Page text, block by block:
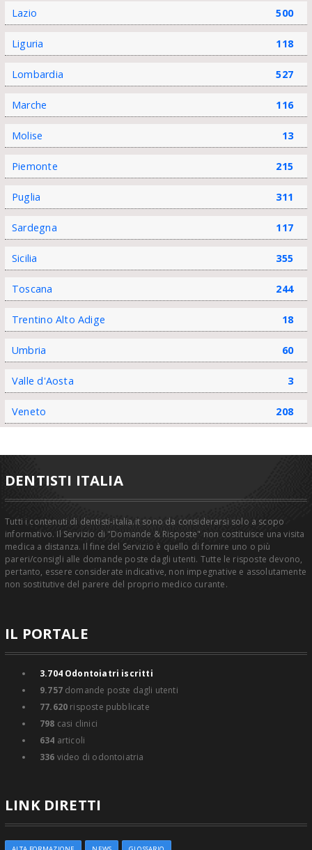
Lazio 500
Liguria 118
Lombardia 527
Marche 116
Molise 13
Piemonte 215
Puglia 311
Sardegna 117
Sicilia 355
Toscana 244
Trentino Alto Adige 18
Umbria 60
Valle d'Aosta 3
Veneto 208
DENTISTI ITALIA
Tutti i contenuti di dentisti-italia.it sono da considerarsi solo a scopo
informativo. Il Servizio di "Domande & Risposte" non costituisce una visita
medica a distanza. Il fine del Servizio è quello di fornire uno o più
pareri/consigli alle domande poste dagli utenti. Tutte le risposte devono,
pertanto, essere considerate indicative, non impegnative e assolutamente
non sostitutive del parere del proprio medico curante.
IL PORTALE
3.704Odontoiatri iscritti
9.757domande poste dagli utenti
77.620 risposte pubblicate
798 casi clinici
634 articoli
336 video di odontoiatria
LINK DIRETTI